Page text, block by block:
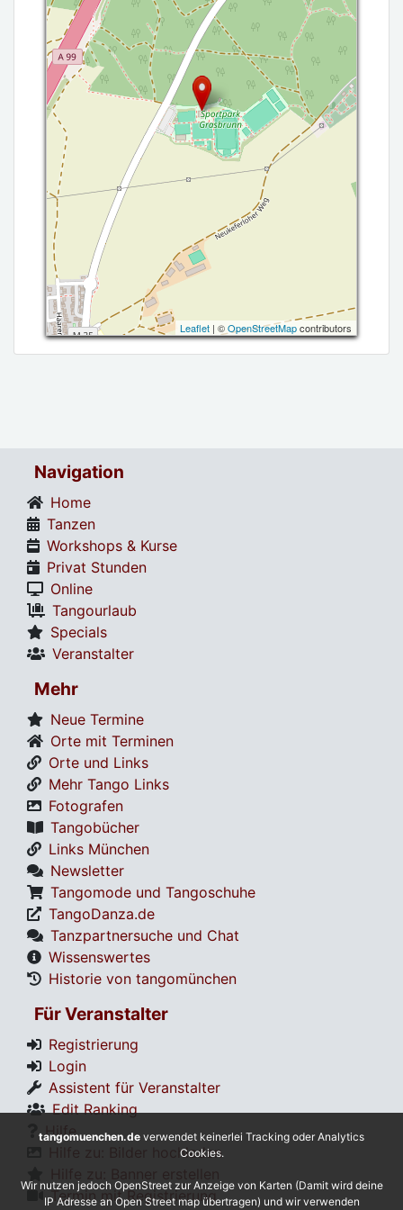
Leaflet | ©OpenStreetMapcontributors
Navigation
Home
Tanzen
Workshops & Kurse
Privat Stunden
Online
Tangourlaub
Specials
Veranstalter
Mehr
Neue Termine
Orte mit Terminen
Orte und Links
Mehr Tango Links
Fotografen
Tangobücher
Links München
Newsletter
Tangomode und Tangoschuhe
TangoDanza.de
Tanzpartnersuche und Chat
Wissenswertes
Historie von tangomünchen
Für Veranstalter
Registrierung
Login
Assistent für Veranstalter
Edit Ranking
Hilfe
Hilfe zu: Bilder hochladen
Termin mit Registrierung
tangomuenchen.de verwendet keinerlei Tracking oder Analytics
Cookies.
Wir nutzen jedoch OpenStreet zur Anzeige von Karten (Damit wird deine
IP Adresse an Open Street map übertragen) und wir verwenden